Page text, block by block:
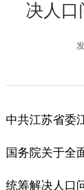
决人口
中共江苏省委
国务院关于全
统筹解决人口